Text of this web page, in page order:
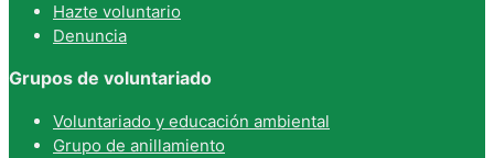
Hazte voluntario
Denuncia
Grupos de voluntariado
Voluntariado y educación ambiental
Grupo de anillamiento